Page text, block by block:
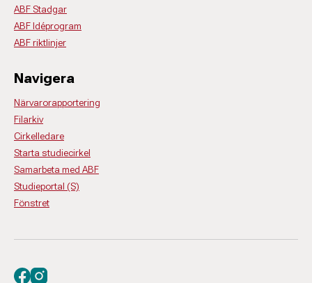
ABF Stadgar
ABF Idéprogram
ABF riktlinjer
Navigera
Närvarorapportering
Filarkiv
Cirkelledare
Starta studiecirkel
Samarbeta med ABF
Studieportal (S)
Fönstret
Besök oss på facebook
Besök oss på instagram